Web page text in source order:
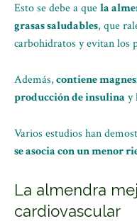
Esto se debe a quela
grasas saludables, que
carbohidratos y evitan los
Además,contiene
producción de insulina y
Varios estudios han
se asocia con un menor
La almendra
cardiovascular